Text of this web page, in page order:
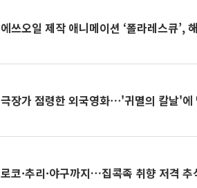
에쓰오일 제작 애니메이션 ‘폴라레스큐’,
극장가 점령한 외국영화⋯'귀멸의 칼날'
로코·추리·야구까지…집콕족 취향 저격